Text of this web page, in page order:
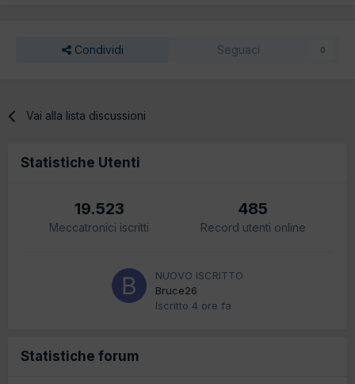
Condividi Seguaci 0
Vai alla lista discussioni
Statistiche Utenti
19.523
Meccatronici iscritti
485
Record utenti online
NUOVO ISCRITTO
Bruce26
Iscritto 4 ore fa
Statistiche forum